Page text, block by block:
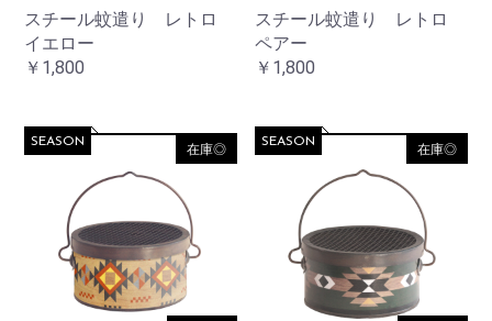
スチール蚊遣り レトロ
イエロー
￥1,800
スチール蚊遣り レトロ
ペアー
￥1,800
在庫◎
SEASON 在庫◎
SEASON